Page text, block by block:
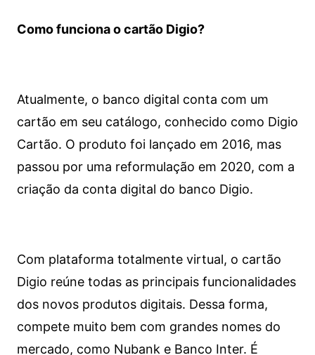
Como funciona o cartão Digio?
Atualmente, o banco digital conta com um
cartão em seu catálogo, conhecido como Digio
Cartão. O produto foi lançado em 2016, mas
passou por uma reformulação em 2020, com a
criação da conta digital do banco Digio.
Com plataforma totalmente virtual, o cartão
Digio reúne todas as principais funcionalidades
dos novos produtos digitais. Dessa forma,
compete muito bem com grandes nomes do
mercado, como Nubank e Banco Inter. É